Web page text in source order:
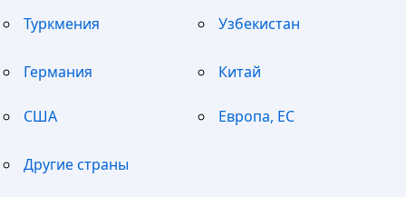
Туркмения Узбекистан
Германия Китай
США Европа, ЕС
Другие страны